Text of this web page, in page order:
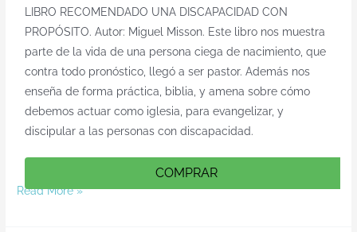
LIBRO RECOMENDADO UNA DISCAPACIDAD CON
PROPÓSITO. Autor: Miguel Misson. Este libro nos muestra
parte de la vida de una persona ciega de nacimiento, que
contra todo pronóstico, llegó a ser pastor. Además nos
enseña de forma práctica, biblia, y amena sobre cómo
debemos actuar como iglesia, para evangelizar, y
discipular a las personas con discapacidad.
COMPRAR
Read More »